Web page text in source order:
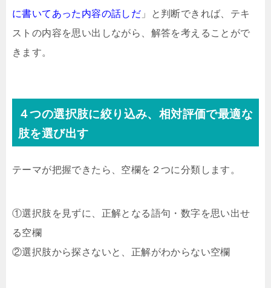
に書いてあった内容の話しだ 」と判断できれば、テキ
ストの内容を思い出しながら、解答を考えることがで
きます。
４つの選択肢に絞り込み、相対評価で最適な
肢を選び出す
テーマが把握できたら、空欄を２つに分類します。
①選択肢を見ずに、正解となる語句・数字を思い出せ
る空欄
②選択肢から探さないと、正解がわからない空欄